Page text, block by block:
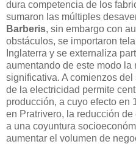
dura competencia de los
sumaron las múltiples
Barberis, sin embargo con
obstáculos, se importaron
Inglaterra y se externaliza
aumentando de este modo la
significativa. A comienzos
de la electricidad permite
producción, a cuyo efecto en
en Pratrivero, la reducción
a una coyuntura
aumentar el volumen de